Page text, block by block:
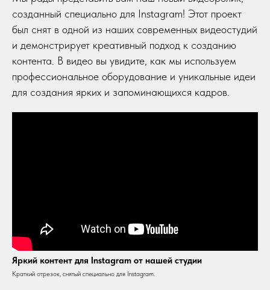
созданный специально для Instagram! Этот проект
был снят в одной из наших современных видеостудий
и демонстрирует креативный подход к созданию
контента. В видео вы увидите, как мы используем
профессиональное оборудование и уникальные идеи
для создания ярких и запоминающихся кадров.
Яркий контент для Instagram от нашей студии
Краткий отрезок, снятый специально для Instagram.